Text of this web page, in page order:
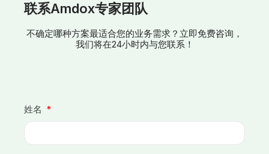
联系Amdox专家团队
不确定哪种方案最适合您的业务需求？立即免费咨询，
我们将在24小时内与您联系！
姓名